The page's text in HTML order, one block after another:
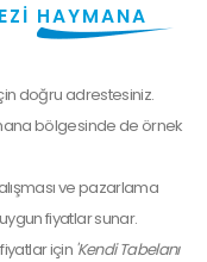
HAYMANA
doğru adrestesiniz.
bölgesinde de örnek
ve pazarlama
fiyatlar sunar.
için 'Kendi Tabelanı